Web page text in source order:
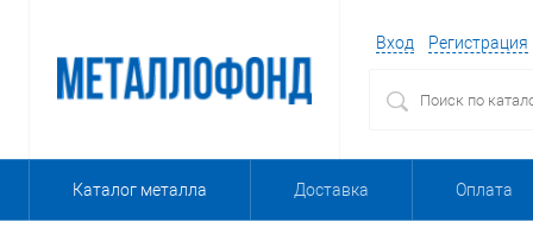
Вход Регистрация
Каталог металла Доставка Оплата